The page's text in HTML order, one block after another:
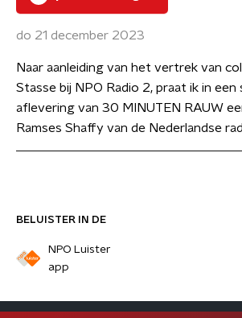
BELUISTER IN DE
NPO Luister
app
do 21 december 2023
Naar aanleiding van het vertrek van
Stasse bij NPO Radio 2, praat ik in een
aflevering van 30 MINUTEN RAUW
Ramses Shaffy van de Nederlandse